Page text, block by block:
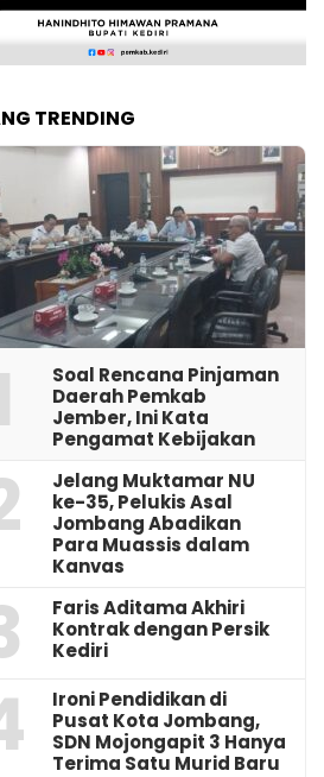
TRENDING
‎Soal Rencana Pinjaman
Daerah Pemkab
Jember, Ini Kata
Pengamat Kebijakan ‎
Jelang Muktamar NU
ke-35, Pelukis Asal
Jombang Abadikan
Para Muassis dalam
Kanvas
Faris Aditama Akhiri
Kontrak dengan Persik
Kediri
Ironi Pendidikan di
Pusat Kota Jombang,
SDN Mojongapit 3 Hanya
Terima Satu Murid Baru